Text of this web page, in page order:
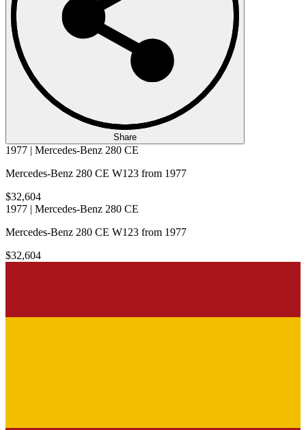
Share
1977 | Mercedes-Benz 280 CE
Mercedes-Benz 280 CE W123 from 1977
$32,604
1977 | Mercedes-Benz 280 CE
Mercedes-Benz 280 CE W123 from 1977
$32,604